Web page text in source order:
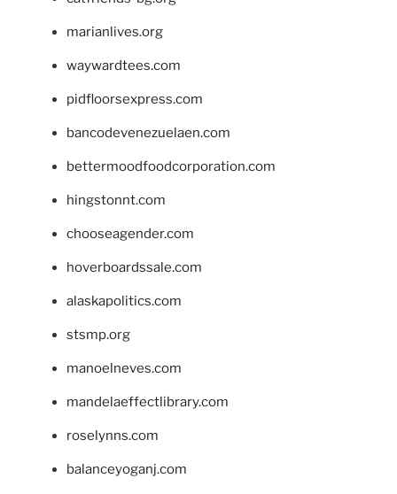
marianlives.org
waywardtees.com
pidfloorsexpress.com
bancodevenezuelaen.com
bettermoodfoodcorporation.com
hingstonnt.com
chooseagender.com
hoverboardssale.com
alaskapolitics.com
stsmp.org
manoelneves.com
mandelaeffectlibrary.com
roselynns.com
balanceyoganj.com